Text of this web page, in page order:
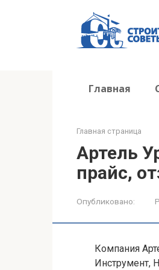
Главная
Главная страница
Артель
прайс,
Опубликовано:
Компания
Инструмент,